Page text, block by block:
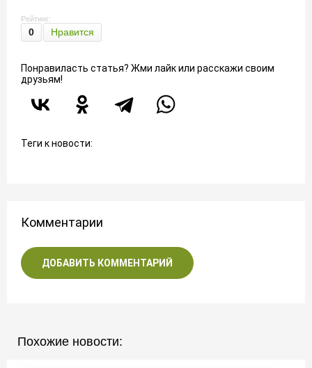
Рейтинг:
0 Нравится
Понравиласть статья? Жми лайк или расскажи своим
друзьям!
Теги к новости:
Комментарии
ДОБАВИТЬ КОММЕНТАРИЙ
Похожие новости: